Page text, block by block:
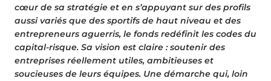
cœur de sa stratégie et en s’appuyant sur des profils
aussi variés que des sportifs de haut niveau et des
entrepreneurs aguerris, le fonds redéfinit les codes du
capital-risque. Sa vision est claire : soutenir des
entreprises réellement utiles, ambitieuses et
soucieuses de leurs équipes. Une démarche qui, loin